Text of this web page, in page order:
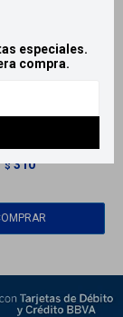
especiales.
compra.
MAÑANA
$ 310